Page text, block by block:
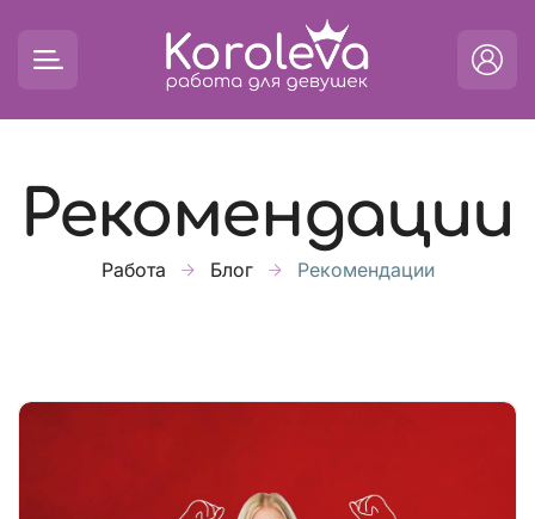
Рекомендации
Работа Блог Рекомендации